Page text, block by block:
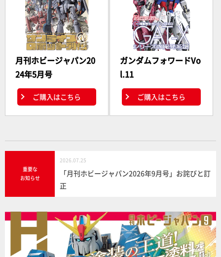
月刊ホビージャパン20
24年5月号
ご購入はこちら
ガンダムフォワードVo
l.11
ご購入はこちら
重要な
お知らせ
2026.07.25
「月刊ホビージャパン2026年9月号」お詫びと訂
正